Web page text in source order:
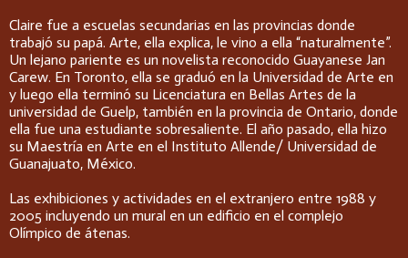
Claire fue a escuelas secundarias en las provincias donde
trabajó su papá. Arte, ella explica, le vino a ella “naturalmente”.
Un lejano pariente es un novelista reconocido Guayanese Jan
Carew. En Toronto, ella se graduó en la Universidad de Arte en
y luego ella terminó su Licenciatura en Bellas Artes de la
universidad de Guelp, también en la provincia de Ontario, donde
ella fue una estudiante sobresaliente. El año pasado, ella hizo
su Maestría en Arte en el Instituto Allende/ Universidad de
Guanajuato, México.
Las exhibiciones y actividades en el extranjero entre 1988 y
2005 incluyendo un mural en un edificio en el complejo
Olímpico de átenas.